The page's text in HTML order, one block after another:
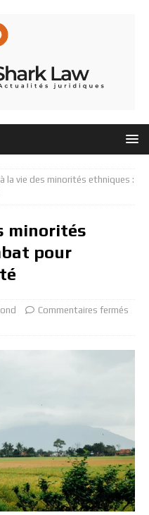
la vie des minorités ethniques :
minorités
pour
Commentaires fermés